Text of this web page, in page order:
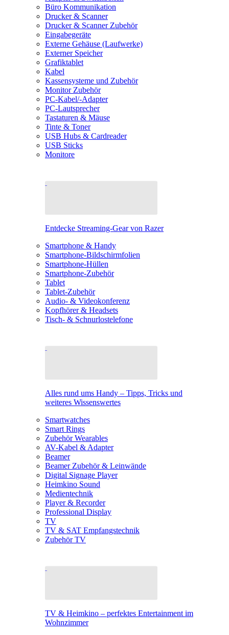
Büro Kommunikation
Drucker & Scanner
Drucker & Scanner Zubehör
Eingabegeräte
Externe Gehäuse (Laufwerke)
Externer Speicher
Grafiktablet
Kabel
Kassensysteme und Zubehör
Monitor Zubehör
PC-Kabel/-Adapter
PC-Lautsprecher
Tastaturen & Mäuse
Tinte & Toner
USB Hubs & Cardreader
USB Sticks
Monitore
Entdecke Streaming-Gear von Razer
Smartphone & Handy
Smartphone-Bildschirmfolien
Smartphone-Hüllen
Smartphone-Zubehör
Tablet
Tablet-Zubehör
Audio- & Videokonferenz
Kopfhörer & Headsets
Tisch- & Schnurlostelefone
Alles rund ums Handy – Tipps, Tricks und
weiteres Wissenswertes
Smartwatches
Smart Rings
Zubehör Wearables
AV-Kabel & Adapter
Beamer
Beamer Zubehör & Leinwände
Digital Signage Player
Heimkino Sound
Medientechnik
Player & Recorder
Professional Display
TV
TV & SAT Empfangstechnik
Zubehör TV
TV & Heimkino – perfektes Entertainment im
Wohnzimmer